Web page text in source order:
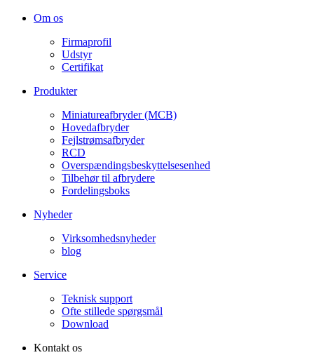
Om os
Firmaprofil
Udstyr
Certifikat
Produkter
Miniatureafbryder (MCB)
Hovedafbryder
Fejlstrømsafbryder
RCD
Overspændingsbeskyttelsesenhed
Tilbehør til afbrydere
Fordelingsboks
Nyheder
Virksomhedsnyheder
blog
Service
Teknisk support
Ofte stillede spørgsmål
Download
Kontakt os